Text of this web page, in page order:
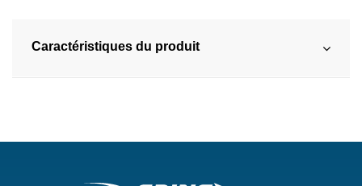
Caractéristiques du produit